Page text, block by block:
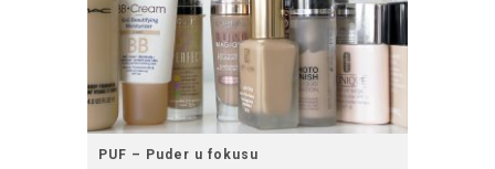
PUF – Puder u fokusu